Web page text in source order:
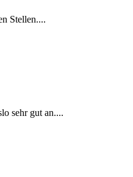
Stellen....
sehr gut an....